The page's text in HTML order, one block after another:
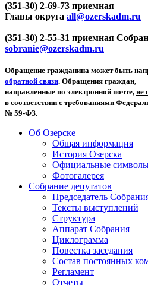
(351-30) 2-69-73 приемная
Главы округа all@ozerskadm.ru
(351-30) 2-55-31 приемная
sobranie@ozerskadm.ru
Обращение гражданина может быть
обратной связи. Обращения граждан,
направленные по электронной почте, не
в соответствии с требованиями
№ 59-ФЗ.
Об Озерске
Общая информация
История Озерска
Официальные
Фотогалерея
Собрание депутатов
Председатель
Тексты выступлений
Структура
Аппарат Собрания
Циклограмма
Повестка заседания
Состав постоянных
Регламент
Отчеты